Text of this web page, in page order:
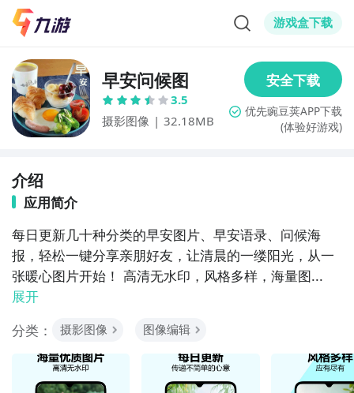
游戏盒下载
早安问候图
3.5
摄影图像 | 32.18MB (体验好游戏)
介绍
应用简介
每日更新几十种分类的早安图片、早安语录、问候海
报，轻松一键分享亲朋好友，让清晨的一缕阳光，从一
张暖心图片开始！ 高清无水印，风格多样，海量图...
展开
分类：
摄影图像 图像编辑